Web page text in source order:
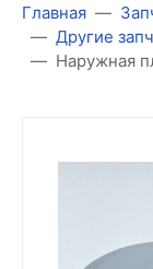
Главная
Другие
Наружная